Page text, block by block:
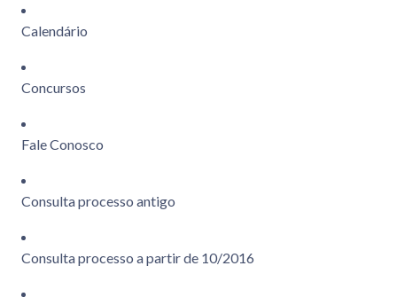
Calendário
Concursos
Fale Conosco
Consulta processo antigo
Consulta processo a partir de 10/2016